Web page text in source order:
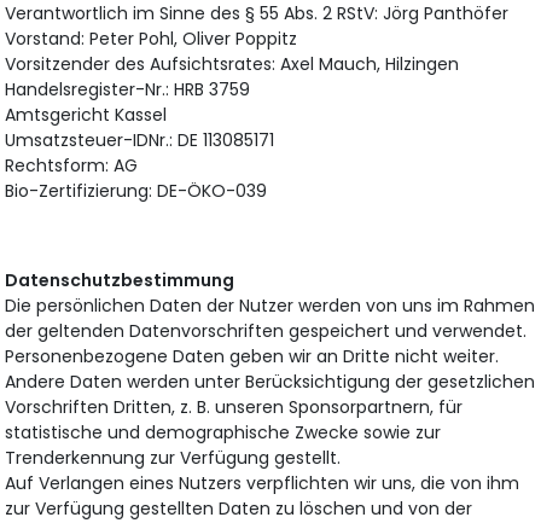
Verantwortlich im Sinne des § 55 Abs. 2 RStV: Jörg Panthöfer
Vorstand: Peter Pohl, Oliver Poppitz
Vorsitzender des Aufsichtsrates: Axel Mauch, Hilzingen
Handelsregister-Nr.: HRB 3759
Amtsgericht Kassel
Umsatzsteuer-IDNr.: DE 113085171
Rechtsform: AG
Bio-Zertifizierung: DE-ÖKO-039
Datenschutzbestimmung
Die persönlichen Daten der Nutzer werden von uns im Rahmen
der geltenden Datenvorschriften gespeichert und verwendet.
Personenbezogene Daten geben wir an Dritte nicht weiter.
Andere Daten werden unter Berücksichtigung der gesetzlichen
Vorschriften Dritten, z. B. unseren Sponsorpartnern, für
statistische und demographische Zwecke sowie zur
Trenderkennung zur Verfügung gestellt.
Auf Verlangen eines Nutzers verpflichten wir uns, die von ihm
zur Verfügung gestellten Daten zu löschen und von der